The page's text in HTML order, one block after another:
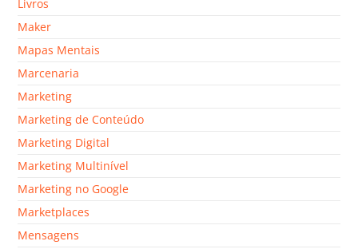
Livros
Maker
Mapas Mentais
Marcenaria
Marketing
Marketing de Conteúdo
Marketing Digital
Marketing Multinível
Marketing no Google
Marketplaces
Mensagens